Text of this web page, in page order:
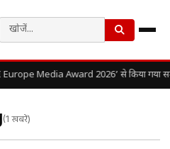
Europe Media Award 2026’ से किया गया
(1 खबरें)